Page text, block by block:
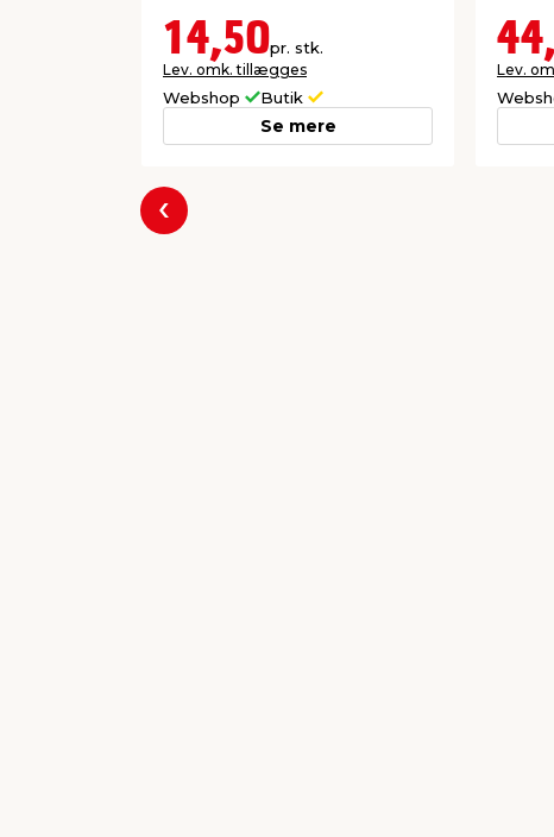
14,50pr. stk.
Lev. omk. tillægges
Webshop Butik
Se mere
Lev.
Forrige